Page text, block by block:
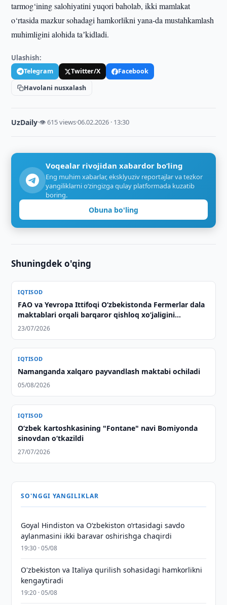
tarmog‘ining salohiyatini yuqori baholab, ikki mamlakat
o‘rtasida mazkur sohadagi hamkorlikni yana-da mustahkamlash
muhimligini alohida taʼkidladi.
Ulashish:
Telegram Twitter/X
Facebook
Havolani nusxalash
UzDaily·👁 615 views·06.02.2026 · 13:30
Voqealar rivojidan xabardor bo‘ling
Eng muhim xabarlar, eksklyuziv reportajlar va tezkor
yangiliklarni o‘zingizga qulay platformada kuzatib
boring.
Obuna bo'ling
Shuningdek o'qing
IQTISOD
FAO va Yevropa Ittifoqi O‘zbekistonda Fermerlar dala
maktablari orqali barqaror qishloq xo‘jaligini
rivojlantirishni qo‘llab-quvvatlamoqda
23/07/2026
IQTISOD
Namanganda xalqaro payvandlash maktabi ochiladi
05/08/2026
IQTISOD
Oʻzbek kartoshkasining "Fontane" navi Bomiyonda
sinovdan oʻtkazildi
27/07/2026
SO'NGGI YANGILIKLAR
Goyal Hindiston va Oʻzbekiston oʻrtasidagi savdo
aylanmasini ikki baravar oshirishga chaqirdi
19:30 · 05/08
O'zbekiston va Italiya qurilish sohasidagi hamkorlikni
kengaytiradi
19:20 · 05/08